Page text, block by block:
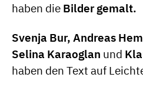
haben die Bilder gemalt.
Svenja Bur, Andreas
Selina Karaoglan und
haben den Text auf